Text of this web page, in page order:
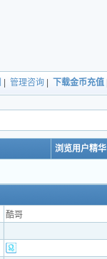
|管理咨询 下载金币充值
浏览用户精华
酷哥